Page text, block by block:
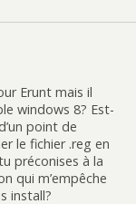
Erunt mais il
windows 8? Est-
point de
le fichier .reg en
préconises à la
qui m’empêche
install?